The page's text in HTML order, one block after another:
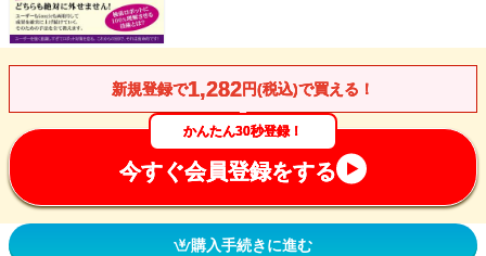
新規登録で1,282円(税込)で買える！
かんたん30秒登録！
今すぐ会員登録をする
購入手続きに進む